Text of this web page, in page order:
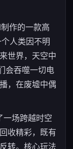
作的一款高
人类因不明
世界，天空中
会吞噬一切电
，在废墟中偶
一场跨越时空
收精彩，既有
转。核心玩法